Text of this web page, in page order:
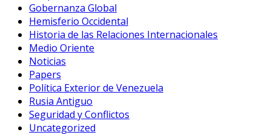
Gobernanza Global
Hemisferio Occidental
Historia de las Relaciones Internacionales
Medio Oriente
Noticias
Papers
Política Exterior de Venezuela
Rusia Antiguo
Seguridad y Conflictos
Uncategorized